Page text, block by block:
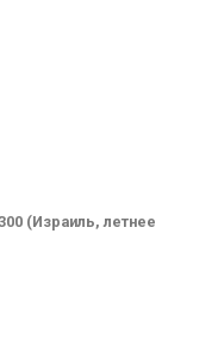
(Израиль, летнее